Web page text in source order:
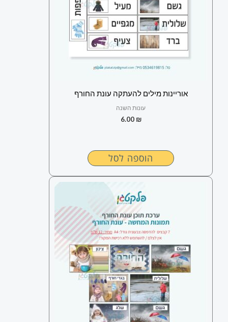
אוריינות מילים להעתקה עונת החורף
עונות השנה
6.00 ₪
הוספה לסל